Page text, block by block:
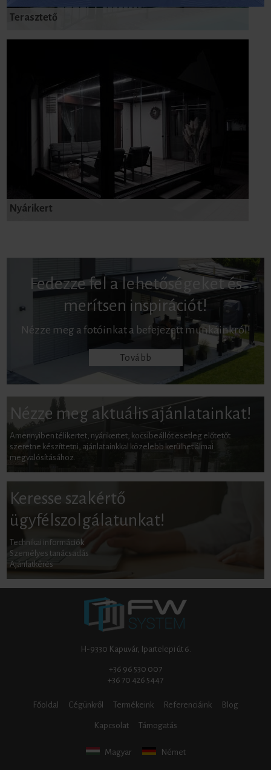
Terasztető
Nyárikert
Fedezze fel a lehetőségeket és
merítsen inspirációt!
Nézze meg a fotóinkat a befejezett munkáinkról!
Tovább
Nézze meg aktuális ajánlatainkat!
Amennyiben télikertet, nyárikertet, kocsibeállót esetleg előtetőt
szeretne készíttetni, ajánlatainkkal közelebb kerülhet álmai
megvalósításához.
Keresse szakértő
ügyfélszolgálatunkat!
Technikai információk
Személyes tanácsadás
Ajánlatkérés
H-9330 Kapuvár, Ipartelepi út 6.
+36 96 530 007
+36 70 426 5447
Főoldal Cégünkről Termékeink Referenciáink Blog
Kapcsolat Támogatás
Magyar Német